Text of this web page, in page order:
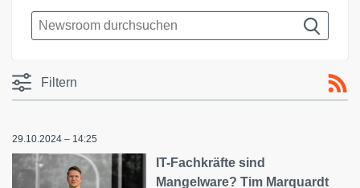
Filtern
29.10.2024 – 14:25
IT-Fachkräfte sind
Mangelware? Tim Marquardt